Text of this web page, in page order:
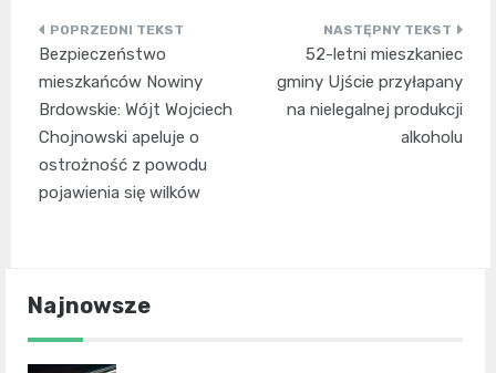
Nawigacja
wpisu
Bezpieczeństwo
mieszkańców Nowiny
Brdowskie: Wójt Wojciech
Chojnowski apeluje o
ostrożność z powodu
pojawienia się wilków
52-letni mieszkaniec
gminy Ujście przyłapany
na nielegalnej produkcji
alkoholu
Najnowsze